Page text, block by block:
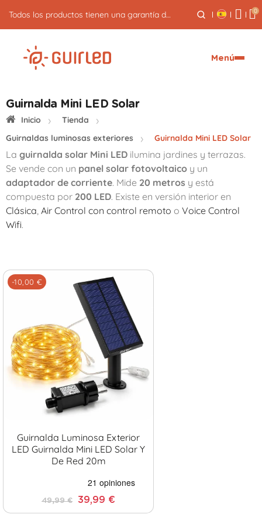
Todos los productos tienen una garantía de 3 años 0
Menú
Guirnalda Mini LED Solar
Inicio
Tienda
Guirnaldas luminosas exteriores
Guirnalda Mini LED Solar
La guirnalda solar Mini LED ilumina jardines y terrazas.
Se vende con un panel solar fotovoltaico y un
adaptador de corriente. Mide 20 metros y está
compuesta por 200 LED. Existe en versión interior en
Clásica, Air Control con control remoto o Voice Control
Wifi.
-10,00 €
Guirnalda Luminosa Exterior
LED Guirnalda Mini LED Solar Y
De Red 20m
49,99 € 39,99 €